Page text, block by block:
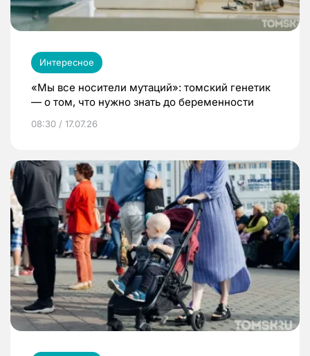
Интересное
«Мы все носители мутаций»: томский генетик
— о том, что нужно знать до беременности
08:30 / 17.07.26